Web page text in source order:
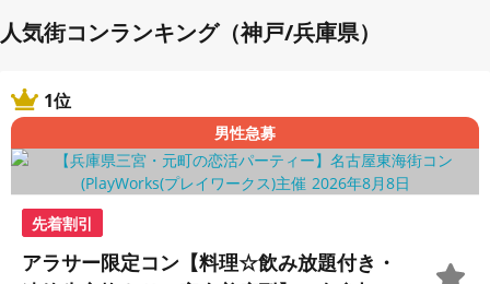
人気街コンランキング（神戸/兵庫県）
1位
男性急募
先着割引
アラサー限定コン【料理☆飲み放題付き・